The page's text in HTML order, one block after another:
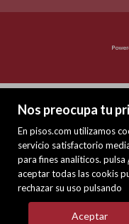
Nos preocupa tu
En pisos.com utilizamos
servicio satisfactorio
para fines analíticos. pulsa
aceptar todas las cookis
rechazar su uso pulsando
Aceptar